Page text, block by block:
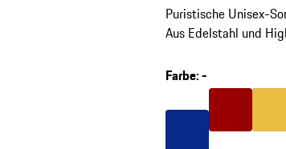
Puristische Unisex-
Aus Edelstahl und
Farbe:-
Farbe rotFarbe